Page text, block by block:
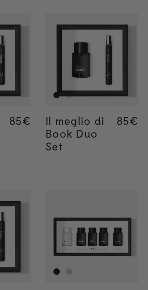
Regular price
85€
Il meglio di
Book Duo
Set
85€